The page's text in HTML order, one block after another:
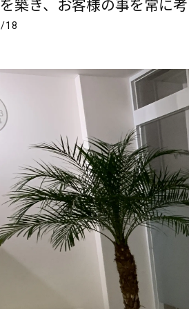
築き、お客様の事を常に
18